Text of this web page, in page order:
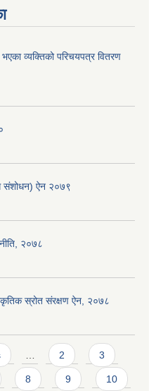
व्यक्तिको परिचयपत्र वितरण
संशोधन) ऐन २०७९
२०७८
स्रोत संरक्षण ऐन, २०७८
2 3
8 9 10